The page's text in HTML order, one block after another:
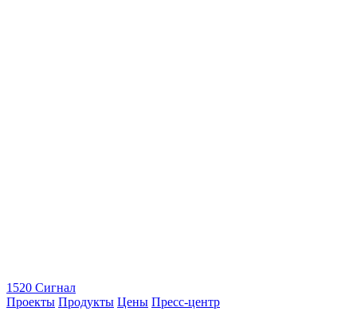
1520 Сигнал
Проекты Продукты Цены Пресс-центр